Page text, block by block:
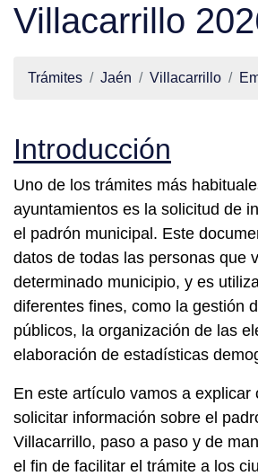
Villacarrillo
Trámites Jaén Villacarrillo
Introducción
Uno de los trámites más
ayuntamientos es la solicitud de
el padrón municipal. Este
datos de todas las personas que
determinado municipio, y es
diferentes fines, como la gestión
públicos, la organización de las
elaboración de estadísticas
En este artículo vamos a explicar
solicitar información sobre el
Villacarrillo, paso a paso y de
el fin de facilitar el trámite a los